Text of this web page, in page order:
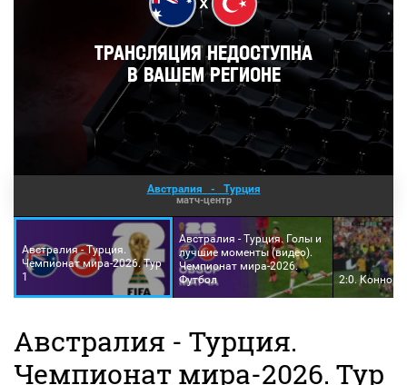
Австралия - Турция
матч-центр
Австралия - Турция.
Чемпионат мира-2026. Тур
1
Австралия - Турция. Голы и
лучшие моменты (видео).
Чемпионат мира-2026.
Футбол
2:0. Коннор
Австралия - Турция.
Чемпионат мира-2026. Тур